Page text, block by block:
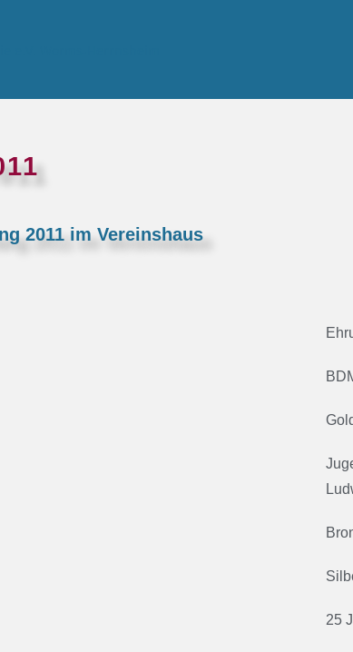
2011 im Vereinshaus
25